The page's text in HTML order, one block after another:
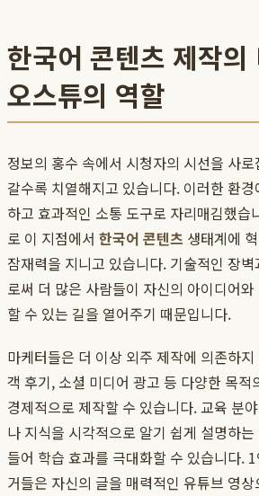
한국어 콘텐츠 제작의
오스튜의 역할
정보의 홍수 속에서 시청자의 시선을 사
갈수록 치열해지고 있습니다. 이러한 환
하고 효과적인 소통 도구로 자리매김했습
로 이 지점에서 한국어 콘텐츠 생태계에
잠재력을 지니고 있습니다. 기술적인 장
로써 더 많은 사람들이 자신의 아이디어
할 수 있는 길을 열어주기 때문입니다.
마케터들은 더 이상 외주 제작에 의존하
객 후기, 소셜 미디어 광고 등 다양한 목적
경제적으로 제작할 수 있습니다. 교육 분
나 지식을 시각적으로 알기 쉽게 설명하
들어 학습 효과를 극대화할 수 있습니다.
거들은 자신의 글을 매력적인 유튜브 영